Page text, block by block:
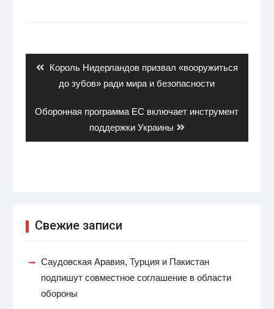
записям
Previous
post:
Король Нидерландов призвал «вооружиться
до зубов» ради мира и безопасности
Next
Оборонная программа ЕС включает инструмент
поддержки Украины
Свежие записи
Саудовская Аравия, Турция и Пакистан
подпишут совместное соглашение в области
обороны